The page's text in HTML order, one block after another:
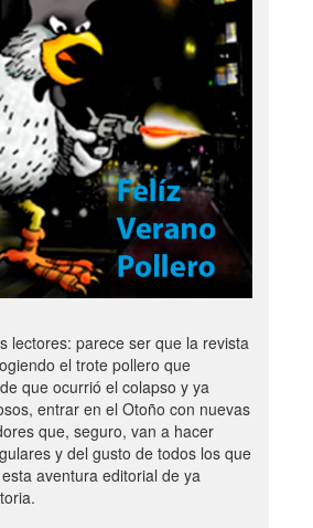
lectores: parece ser que la revista
el trote pollero que
que ocurrió el colapso y ya
entrar en el Otoño con nuevas
que, seguro, van a hacer
y del gusto de todos los que
aventura editorial de ya